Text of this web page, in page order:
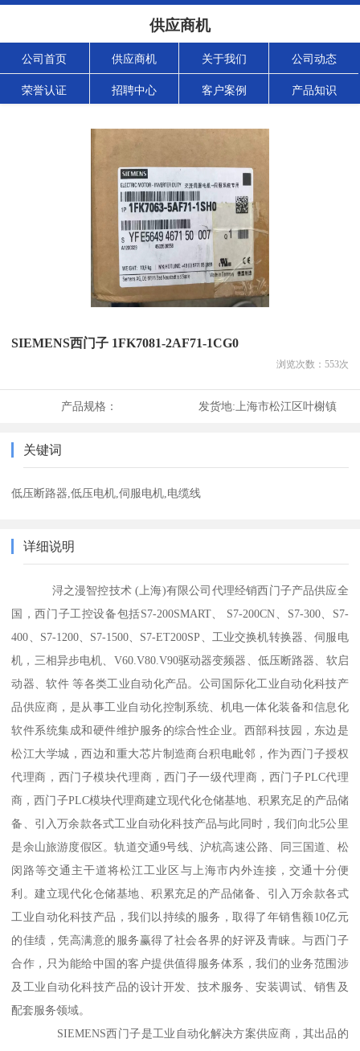
供应商机
公司首页 供应商机 关于我们 公司动态
荣誉认证 招聘中心 客户案例 产品知识
SIEMENS西门子 1FK7081-2AF71-1CG0
浏览次数： 553次
产品规格： 发货地: 上海市松江区叶榭镇
关键词
低压断路器,低压电机,伺服电机,电缆线
详细说明
浔之漫智控技术 (上海)有限公司代理经销西门子产品供应全
国，西门子工控设备包括S7-200SMART、 S7-200CN、S7-300、S7-
400、S7-1200、S7-1500、S7-ET200SP、工业交换机转换器、伺服电
机，三相异步电机、V60.V80.V90驱动器变频器、低压断路器、软启
动器、软件 等各类工业自动化产品。公司国际化工业自动化科技产
品供应商，是从事工业自动化控制系统、机电一体化装备和信息化
软件系统集成和硬件维护服务的综合性企业。西部科技园，东边是
松江大学城，西边和重大芯片制造商台积电毗邻，作为西门子授权
代理商，西门子模块代理商，西门子一级代理商，西门子PLC代理
商，西门子PLC模块代理商建立现代化仓储基地、积累充足的产品储
备、引入万余款各式工业自动化科技产品与此同时，我们向北5公里
是余山旅游度假区。轨道交通9号线、沪杭高速公路、同三国道、松
闵路等交通主干道将松江工业区与上海市内外连接，交通十分便
利。建立现代化仓储基地、积累充足的产品储备、引入万余款各式
工业自动化科技产品，我们以持续的服务，取得了年销售额10亿元
的佳绩，凭高满意的服务赢得了社会各界的好评及青睐。与西门子
合作，只为能给中国的客户提供值得服务体系，我们的业务范围涉
及工业自动化科技产品的设计开发、技术服务、安装调试、销售及
配套服务领域。
SIEMENS西门子是工业自动化解决方案供应商，其出品的